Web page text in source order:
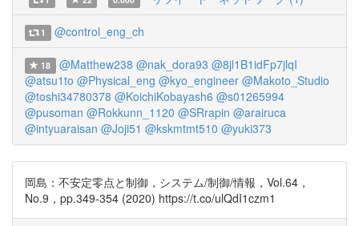
1 @control_eng_ch
18 @Matthew238 @nak_dora93 @8jl1B1idFp7jlqI
@atsu1to @Physical_eng @kyo_engineer @Makoto_Studio
@toshi34780378 @KoichiKobayash6 @s01265994
@pusoman @Rokkunn_1120 @SRrapin @arairuca
@intyuaraisan @Joji51 @kskmtmt510 @yuki373
岡島：不安定零点と制御，システム/制御/情報，Vol.64，
No.9，pp.349-354 (2020) https://t.co/ulQdI1czm1